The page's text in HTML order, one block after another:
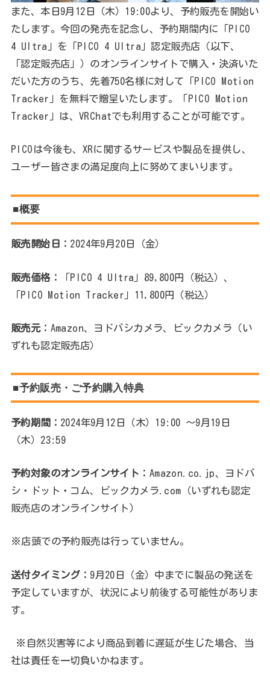
また、本日9月12日（木）19:00より、予約販売を開始い
たします。今回の発売を記念し、予約期間内に「PICO
4 Ultra」を「PICO 4 Ultra」認定販売店（以下、
「認定販売店」）のオンラインサイトで購入・決済いた
だいた方のうち、先着750名様に対して「PICO Motion
Tracker」を無料で贈呈いたします。「PICO Motion
Tracker」は、VRChatでも利用することが可能です。
PICOは今後も、XRに関するサービスや製品を提供し、
ユーザー皆さまの満足度向上に努めてまいります。
■概要
販売開始日： 2024年9月20日（金）
販売価格：
「PICO 4 Ultra」89,800円（税込）、
「PICO Motion Tracker」11,800円（税込）
販売元： Amazon、ヨドバシカメラ、ビックカメラ（い
ずれも認定販売店）
■予約販売・ご予約購入特典
予約期間： 2024年9月12日（木）19:00 ～9月19日
（木）23:59
予約対象のオンラインサイト： Amazon.co.jp、ヨドバ
シ・ドット・コム、ビックカメラ.com（いずれも認定
販売店のオンラインサイト）
※店頭での予約販売は行っていません。
送付タイミング： 9月20日（金）中までに製品の発送を
予定していますが、状況により前後する可能性がありま
す。
※自然災害等により商品到着に遅延が生じた場合、当
社は責任を一切負いかねます。